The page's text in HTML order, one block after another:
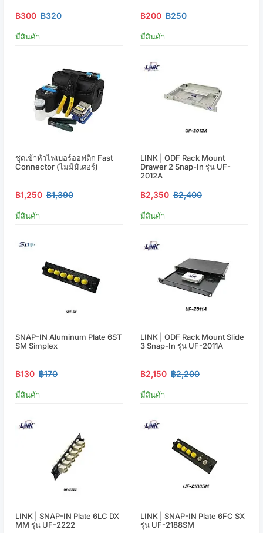
฿300 ฿320
มีสินค้า
฿200 ฿250
มีสินค้า
ชุดเข้าหัวไฟเบอร์ออฟติก Fast
Connector (ไม่มีมิเตอร์)
฿1,250 ฿1,390
มีสินค้า
LINK | ODF Rack Mount
Drawer 2 Snap-In รุ่น UF-
2012A
฿2,350 ฿2,400
มีสินค้า
SNAP-IN Aluminum Plate 6ST
SM Simplex
฿130 ฿170
มีสินค้า
LINK | ODF Rack Mount Slide
3 Snap-In รุ่น UF-2011A
฿2,150 ฿2,200
มีสินค้า
LINK | SNAP-IN Plate 6LC DX
MM รุ่น UF-2222
LINK | SNAP-IN Plate 6FC SX
รุ่น UF-2188SM